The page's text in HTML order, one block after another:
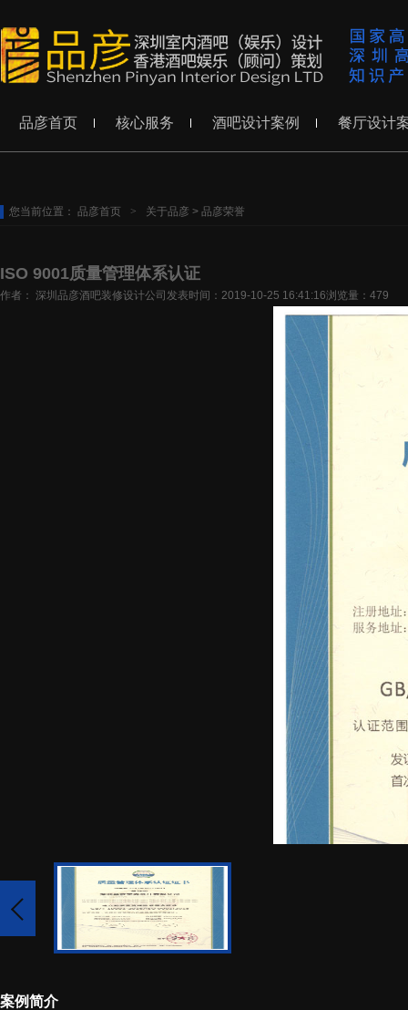
品彦首页 核心服务 酒吧设计案例 餐厅设计
您当前位置： 品彦首页 > 关于品彦 > 品彦荣誉
ISO 9001质量管理体系认证
作者： 深圳品彦酒吧装修设计公司 发表时间：2019-10-25 16:41:16浏览量：479
案例简介